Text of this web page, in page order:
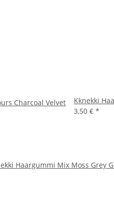
Charcoal Velvet
Kknekki
3,50 € *